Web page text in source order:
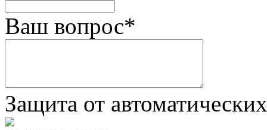
Ваш вопрос*
Защита от